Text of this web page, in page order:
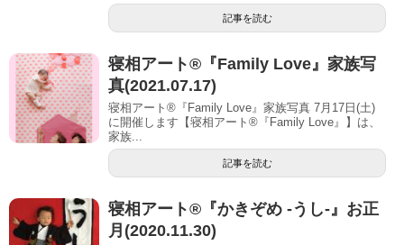
記事を読む
寝相アート®『Family Love』家族写
真(2021.07.17)
寝相アート®『Family Love』家族写真 7月17日(土)
に開催します【寝相アート®︎『Family Love』】は、
家族...
記事を読む
寝相アート®『かきぞめ -うし-』お正
月(2020.11.30)